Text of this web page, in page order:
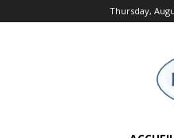
Thursday,